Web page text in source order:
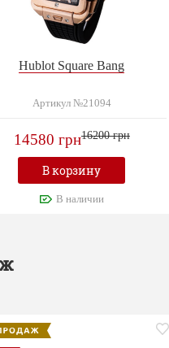
Hublot Square Bang
Артикул №21094
14580 грн16200 грн
В корзину
В наличии